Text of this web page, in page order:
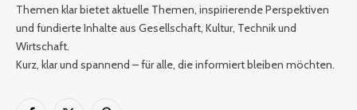
Themen klar bietet aktuelle Themen, inspirierende Perspektiven
und fundierte Inhalte aus Gesellschaft, Kultur, Technik und
Wirtschaft.
Kurz, klar und spannend – für alle, die informiert bleiben möchten.